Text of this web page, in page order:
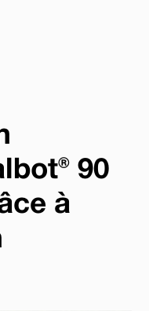
90
à